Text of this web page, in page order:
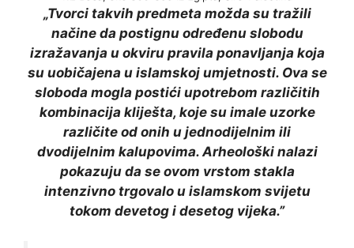
„Tvorci takvih predmeta možda su tražili
načine da postignu određenu slobodu
izražavanja u okviru pravila ponavljanja koja
su uobičajena u islamskoj umjetnosti. Ova se
sloboda mogla postići upotrebom različitih
kombinacija kliješta, koje su imale uzorke
različite od onih u jednodijelnim ili
dvodijelnim kalupovima. Arheološki nalazi
pokazuju da se ovom vrstom stakla
intenzivno trgovalo u islamskom svijetu
tokom devetog i desetog vijeka.”